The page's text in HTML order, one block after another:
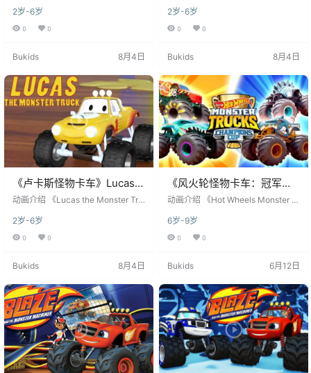
短篇动画系列，由日本 Amuse 集团
旗下的动画工作室制作，2016 年在
化+玩具组装"类型幼儿动画片。 故
s 是一辆小小的橙色怪物卡车，他最
喜欢的事情就是和其他小汽车、玩
具一起玩。在他的房间…
2岁-6岁
0 0
Bukids 8月4日
短篇动画系列，由日本 Amuse 集团
旗下的动画工作室制作，2016 年在
化+玩具组装"类型幼儿动画片。 故
s 是一辆小小的橙色怪物卡车，他最
喜欢的事情就是和其他小汽车、玩
具一起玩。在他的房间…
2岁-6岁
0 0
Bukids 8月4日
《卢卡斯怪物卡车》Lucas
the Monster Truck英文版
动画介绍 《Lucas the Monster Tru
短篇动画系列，由日本 Amuse 集团
旗下的动画工作室制作，2016 年在
美国首播。作品每集约 4 分钟，语
化+玩具组装"类型幼儿动画片。 故
s 是一辆小小的橙色怪物卡车，他最
喜欢的事情就是和其他小汽车、玩
具一起玩。在他的房间…
2岁-6岁
0 0
Bukids 8月4日
《风火轮怪物卡车：冠军
杯》Hot Wheels Monster
文版 第一季 [全3集]
动画介绍 《Hot Wheels Monster Tr
不是一个从零开始的独立动画系
列，而是美泰（Mattel）旗下 Hot
Wheels Monster Trucks​ CGI 短片
arc）​ 的品牌名——整套内容的前半
营），后半段叫 Champion's Cu…
6岁-9岁
0 0
Bukids 6月12日